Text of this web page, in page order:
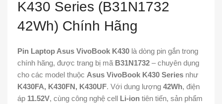
K430 Series (B31N1732
42Wh) Chính Hãng
Pin Laptop Asus VivoBook K430 là dòng pin gắn trong
chính hãng, được trang bị mã B31N1732 – chuyên dụng
cho các model thuộc Asus VivoBook K430 Series như
K430FA, K430FN, K430UF. Với dung lượng 42Wh, điện
áp 11.52V, cùng công nghệ cell Li-ion tiên tiến, sản phẩm